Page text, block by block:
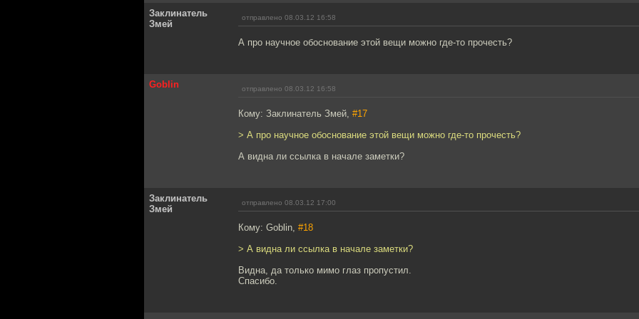
Заклинатель
Змей
отправлено 08.03.12 16:58
А про научное обоснование этой вещи можно где-то прочесть?
Goblin отправлено 08.03.12 16:58
Кому: Заклинатель Змей, #17
> А про научное обоснование этой вещи можно где-то прочесть?
А видна ли ссылка в начале заметки?
Заклинатель
Змей
отправлено 08.03.12 17:00
Кому: Goblin, #18
> А видна ли ссылка в начале заметки?
Видна, да только мимо глаз пропустил.
Спасибо.